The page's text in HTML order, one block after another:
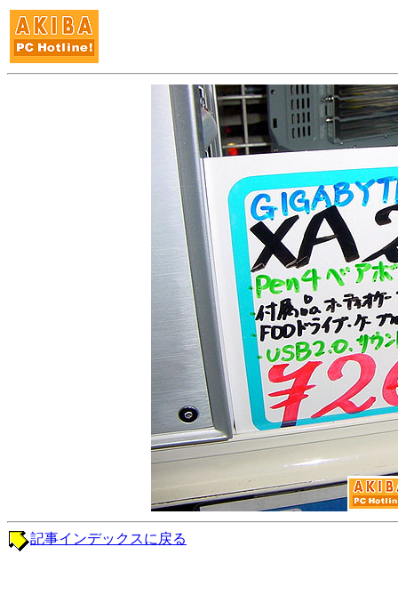
記事インデックスに戻る